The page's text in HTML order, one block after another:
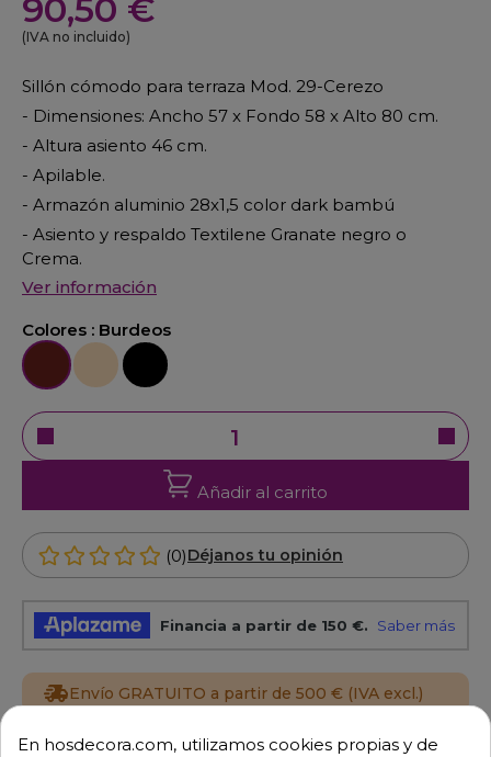
90,50 €
(IVA no incluido)
Sillón cómodo para terraza Mod. 29-Cerezo
- Dimensiones: Ancho 57 x Fondo 58 x Alto 80 cm.
- Altura asiento 46 cm.
- Apilable.
- Armazón aluminio 28x1,5 color dark bambú
- Asiento y respaldo Textilene Granate negro o
Crema.
Ver información
Colores : Burdeos
BurdeosCremaNegro
Añadir al carrito
(0)Déjanos tu opinión
Envío GRATUITO a partir de 500 € (IVA excl.)
Equipo de expertos a tu servicio.
En hosdecora.com, utilizamos cookies propias y de